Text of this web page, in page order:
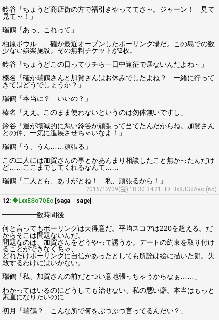
鈴谷「ちょうど商店街の方で福引きやっててさ～。ジャーン！ 見て
見て～！」
瑞鶴「あっ、これって」
柏原ボウル……確か最近オープンしたボーリング場だ。この島での数
少ない娯楽施設。その無料チケットが2枚。
鈴谷「ちょうどこの日ってウチら一日中遠征で居ないんだよね～」
榛名「確か瑞鶴さんと加賀さんはお休みでしたよね？ 一緒に行って
きてはどうでしょうか？」
瑞鶴「本当に？ いいの？」
榛名「ええ。このまま使わないというのは勿体無いですし」
鈴谷「運が壊滅的に悪い鈴谷が頑張って当てたんだからね。加賀さん
との仲、一気に進展させちゃいなよ！」
瑞鶴「う、うん……頑張る」
この二人には加賀さんの事とかあんまり相談したこと無かったんだけ
ど……ここまでしてくれるなんて……
瑞鶴「二人とも、ありがとね！ 私、頑張るから！」
2016/12/09(金) 18:30:34.21
ID: Jx8JGdAao (65)
12: ◆LxxESo7QEc [saga sage]
━━━━━数時間後
何と言ってもボーリングは大得意だ。平均スコアは220を超える。だ
からそこは問題ないんだ。
問題なのは、加賀さんをどうやって誘うか。デートの約束を取り付け
ることができなくちゃ、
どれだけボーリングに自信があったとしても所詮は絵に描いた餅。失
敗するわけにはいかない。
瑞鶴「私、加賀さんの前だとつい意地張っちゃうからなぁ……」
わかってはいるのにどうしても治せない、私の悪い癖。本当はもっと
素直になりたいのに……
初月「瑞鶴？ こんな所で何をぶつぶつ言ってるんだい？」